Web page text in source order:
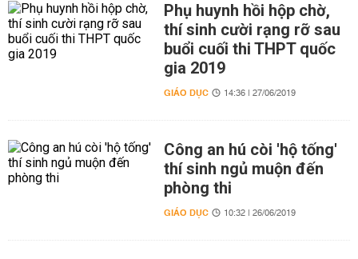
Phụ huynh hồi hộp chờ,
thí sinh cười rạng rỡ sau
buổi cuối thi THPT quốc
gia 2019
GIÁO DỤC 14:36 | 27/06/2019
Công an hú còi 'hộ tống'
thí sinh ngủ muộn đến
phòng thi
GIÁO DỤC 10:32 | 26/06/2019